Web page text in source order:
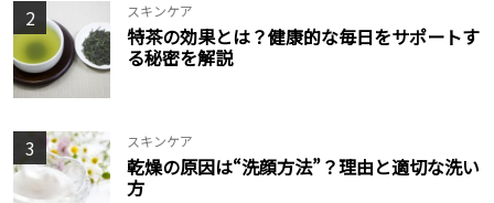
2 スキンケア
特茶の効果とは？健康的な毎日をサポートす
る秘密を解説
3 スキンケア
乾燥の原因は“洗顔方法”？理由と適切な洗い
方